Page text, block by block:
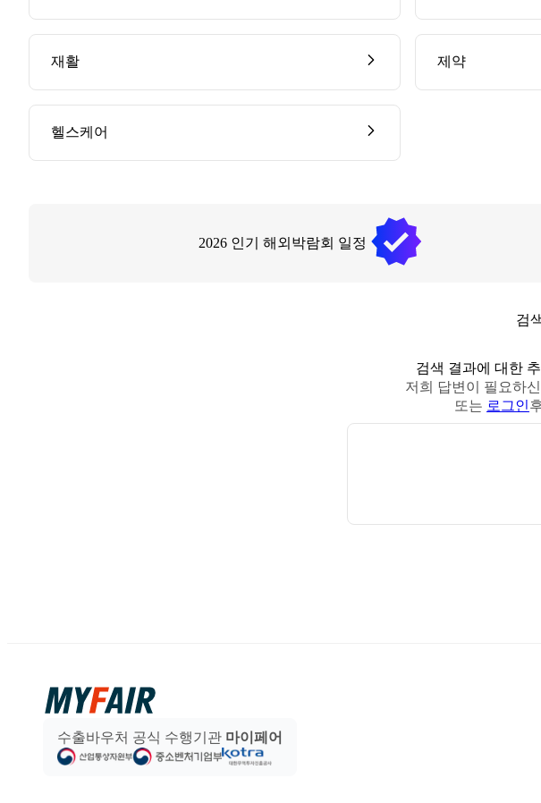
재활 제약
헬스케어
2026 인기 해외박람회 일정
검
검색 결과에 대한
저희 답변이 필요하
또는 로그인
수출바우처 공식 수행기관 마이페어